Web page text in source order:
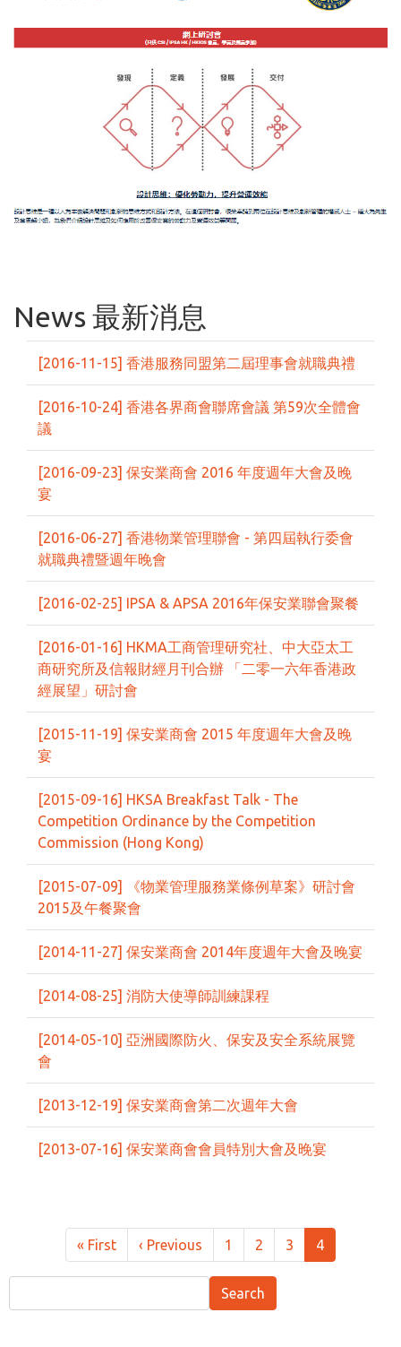
News 最新消息
[2016-11-15] 香港服務同盟第二屆理事會就職典禮
[2016-10-24] 香港各界商會聯席會議 第59次全體會
議
[2016-09-23] 保安業商會 2016 年度週年大會及晚
宴
[2016-06-27] 香港物業管理聯會 - 第四屆執行委會
就職典禮暨週年晚會
[2016-02-25] IPSA & APSA 2016年保安業聯會聚餐
[2016-01-16] HKMA工商管理研究社、中大亞太工
商研究所及信報財經月刊合辦 「二零一六年香港政
經展望」研討會
[2015-11-19] 保安業商會 2015 年度週年大會及晚
宴
[2015-09-16] HKSA Breakfast Talk - The
Competition Ordinance by the Competition
Commission (Hong Kong)
[2015-07-09] 《物業管理服務業條例草案》研討會
2015及午餐聚會
[2014-11-27] 保安業商會 2014年度週年大會及晚宴
[2014-08-25] 消防大使導師訓練課程
[2014-05-10] 亞洲國際防火、保安及安全系統展覽
會
[2013-12-19] 保安業商會第二次週年大會
[2013-07-16] 保安業商會會員特別大會及晚宴
Pagination
« FirstFirst page
‹ Previous Previous page
1 2 3 4
Search